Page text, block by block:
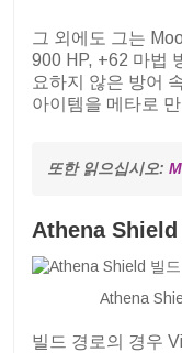
그 외에도 그는
900 HP, +62 마법
요하지 않은 방어
아이템을 메타로
또한 읽으십시오:
Athena Shield
Athena
빌드 경로의 경우